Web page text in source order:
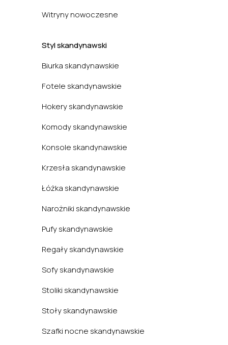
Witryny nowoczesne
Styl skandynawski
Biurka skandynawskie
Fotele skandynawskie
Hokery skandynawskie
Komody skandynawskie
Konsole skandynawskie
Krzesła skandynawskie
Łóżka skandynawskie
Narożniki skandynawskie
Pufy skandynawskie
Regały skandynawskie
Sofy skandynawskie
Stoliki skandynawskie
Stoły skandynawskie
Szafki nocne skandynawskie